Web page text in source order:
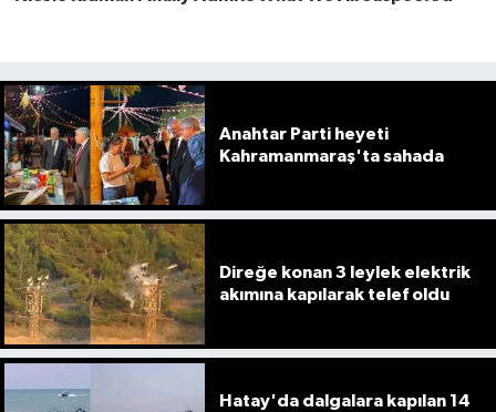
Anahtar Parti heyeti
Kahramanmaraş'ta sahada
Direğe konan 3 leylek elektrik
akımına kapılarak telef oldu
Hatay'da dalgalara kapılan 14